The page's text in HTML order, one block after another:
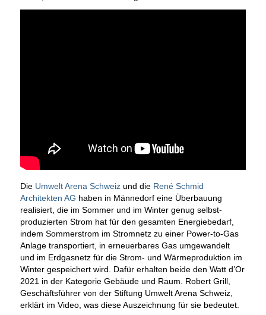
Die Umwelt Arena Schweizund die René Schmid
Architekten AG haben in Männedorf eine Überbauung
realisiert, die im Sommer und im Winter genug selbst-
produzierten Strom hat für den gesamten Energiebedarf,
indem Sommerstrom im Stromnetz zu einer Power-to-Gas
Anlage transportiert, in erneuerbares Gas umgewandelt
und im Erdgasnetz für die Strom- und Wärmeproduktion im
Winter gespeichert wird. Dafür erhalten beide den Watt d’Or
2021 in der Kategorie Gebäude und Raum. Robert Grill,
Geschäftsführer von der Stiftung Umwelt Arena Schweiz,
erklärt im Video, was diese Auszeichnung für sie bedeutet.